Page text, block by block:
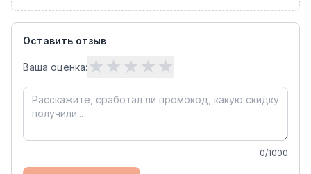
Оставить отзыв
Ваша оценка: ★ ★ ★ ★ ★
0/1000